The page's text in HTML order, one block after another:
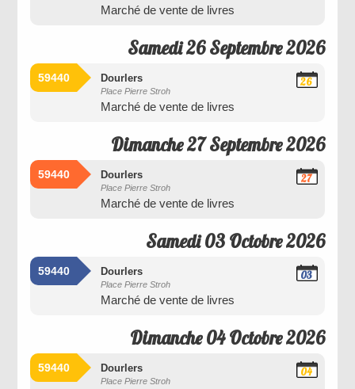
Marché de vente de livres
Samedi 26 Septembre 2026
59440 Dourlers
Place Pierre Stroh
Marché de vente de livres
26
Dimanche 27 Septembre 2026
59440 Dourlers
Place Pierre Stroh
Marché de vente de livres
27
Samedi 03 Octobre 2026
59440 Dourlers
Place Pierre Stroh
Marché de vente de livres
03
Dimanche 04 Octobre 2026
59440 Dourlers
Place Pierre Stroh
04